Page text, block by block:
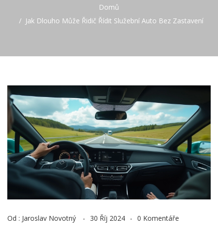
Domů
Jak Dlouho Může Řidič Řídit Služební Auto Bez Zastavení
Od : Jaroslav Novotný 30 Říj 2024 0 Komentáře